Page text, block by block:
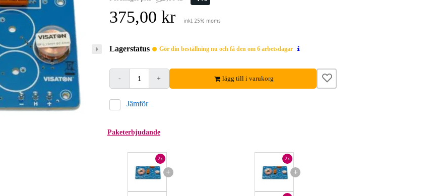
375,00 kr inkl. 25% moms
Lagerstatus Gör din beställning nu och få den om 6 arbetsdagar
- + lägg till i varukorg
Jämför
Paketerbjudande
+
2x
+
2x